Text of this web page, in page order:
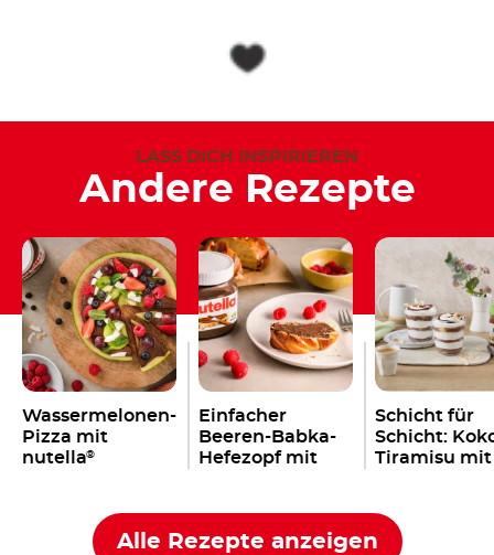
LASS DICH INSPIRIEREN
Andere Rezepte
Wassermelonen-
Pizza mit
nutella®
Einfacher
Beeren-Babka-
Hefezopf mit
Schicht für
Schicht:
Tiramisu mit
Alle Rezepte anzeigen